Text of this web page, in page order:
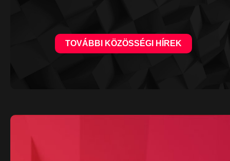
TOVÁBBI KÖZÖSSÉGI HÍREK